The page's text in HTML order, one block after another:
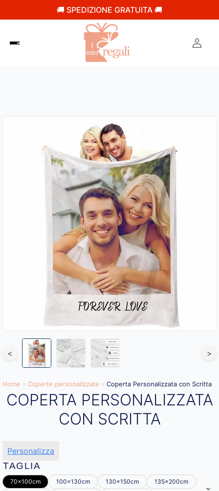
🚚 SPEDIZIONE GRATUITA 🚚
< >
Home » Coperte personalizzate » Coperta Personalizzata con Scritta
COPERTA PERSONALIZZATA
CON SCRITTA
Personalizza
TAGLIA
70x100cm 100x130cm 130x150cm
135x200cm